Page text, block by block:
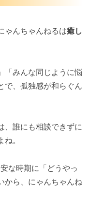
ゃんちゃんねるは癒し
「みんな同じように悩
で、孤独感が和らぐん
、誰にも相談できずに
。
な時期に「どうやっ
から、にゃんちゃんね